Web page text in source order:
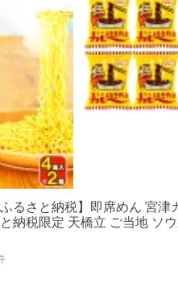
るさと納税】即席めん 宮津
納税限定 天橋立 ご当地 ソ